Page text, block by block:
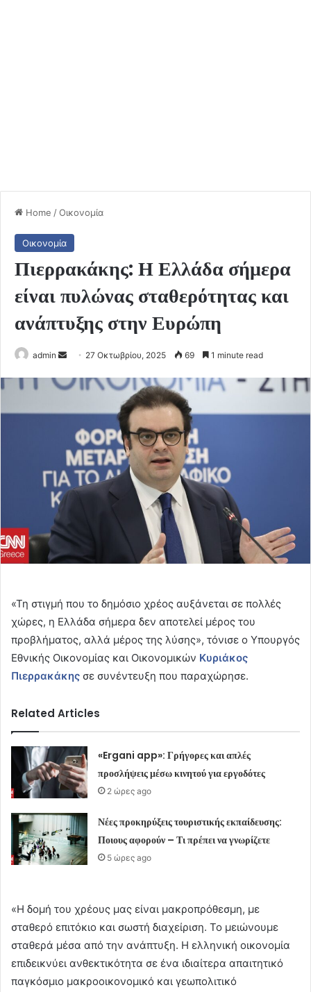
Home /Οικονομία
Οικονομία
Πιερρακάκης: Η Ελλάδα σήμερα
είναι πυλώνας σταθερότητας και
ανάπτυξης στην Ευρώπη
admin
Send
email
27 Οκτωβρίου, 2025 69 1 minute read
«Τη στιγμή που το δημόσιο χρέος αυξάνεται σε πολλές
χώρες, η Ελλάδα σήμερα δεν αποτελεί μέρος του
προβλήματος, αλλά μέρος της λύσης», τόνισε ο Υπουργός
Εθνικής Οικονομίας και Οικονομικών Κυριάκος
Πιερρακάκης σε συνέντευξη που παραχώρησε.
Related Articles
«Ergani app»: Γρήγορες και απλές
προσλήψεις μέσω κινητού για εργοδότες
2 ώρες ago
Νέες προκηρύξεις τουριστικής εκπαίδευσης:
Ποιους αφορούν – Τι πρέπει να γνωρίζετε
5 ώρες ago
«Η δομή του χρέους μας είναι μακροπρόθεσμη, με
σταθερό επιτόκιο και σωστή διαχείριση. Το μειώνουμε
σταθερά μέσα από την ανάπτυξη. Η ελληνική οικονομία
επιδεικνύει ανθεκτικότητα σε ένα ιδιαίτερα απαιτητικό
παγκόσμιο μακροοικονομικό και γεωπολιτικό